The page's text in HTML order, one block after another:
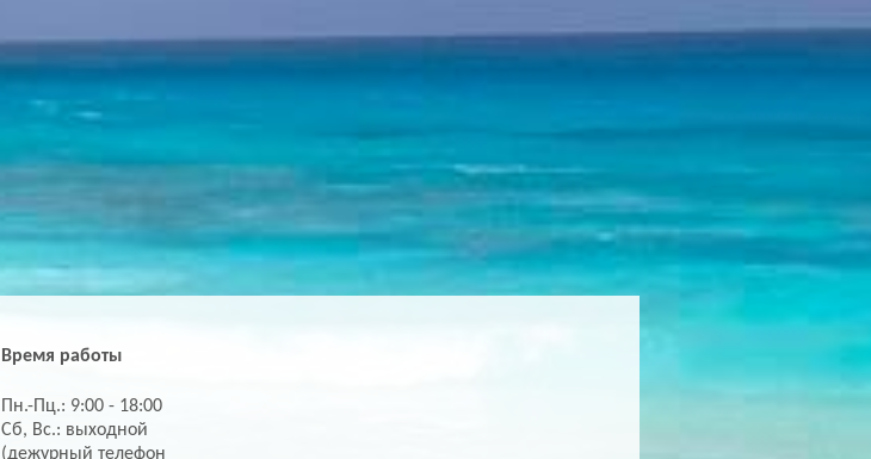
Время работы
Пн.-Пц.: 9:00 - 18:00
Сб, Вс.: выходной
(дежурный телефон